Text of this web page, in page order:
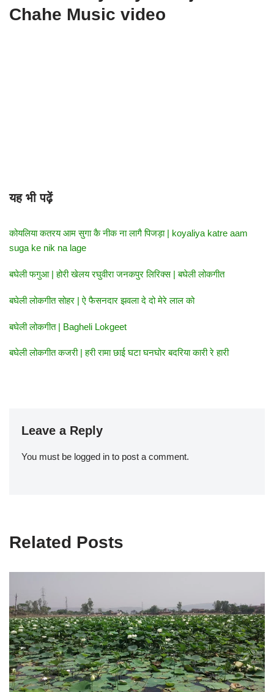
Chahe Music video
यह भी पढ़ें
कोयलिया कतरय आम सुगा कै नीक ना लागै पिजड़ा | koyaliya katre aam
suga ke nik na lage
बघेली फगुआ | होरी खेलय रघुवीरा जनकपुर लिरिक्स | बघेली लोकगीत
बघेली लोकगीत सोहर | ऐ फैसनदार झवला दे दो मेरे लाल को
बघेली लोकगीत | Bagheli Lokgeet
बघेली लोकगीत कजरी | हरी रामा छाई घटा घनघोर बदरिया कारी रे हारी
Leave a Reply
You must be logged in to post a comment.
Related Posts